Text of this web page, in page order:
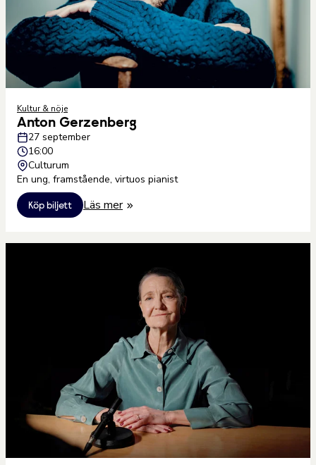
Kultur & nöje
Anton Gerzenberg
27 september
16:00
Culturum
En ung, framstående, virtuos pianist
Köp biljett Läs mer